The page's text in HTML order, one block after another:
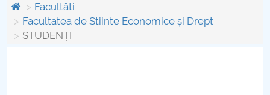
Despre Universitate
Facultăți
Facultatea de Stiinte Economice și Drept
STUDENȚI